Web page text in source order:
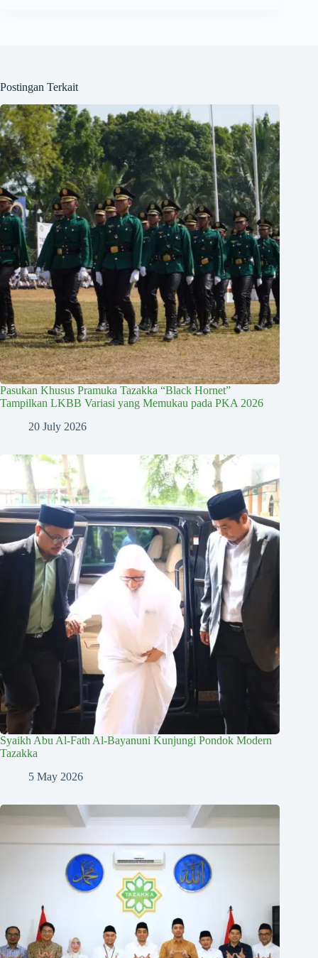
Postingan Terkait
Pasukan Khusus Pramuka Tazakka “Black Hornet”
Tampilkan LKBB Variasi yang Memukau pada PKA 2026
20 July 2026
Syaikh Abu Al-Fath Al-Bayanuni Kunjungi Pondok Modern
Tazakka
5 May 2026